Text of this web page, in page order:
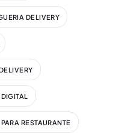
DELIVERY
RESTAURANTE